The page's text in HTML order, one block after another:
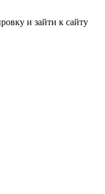
и зайти к сайту